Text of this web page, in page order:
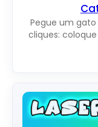
Pegue um
cliques: